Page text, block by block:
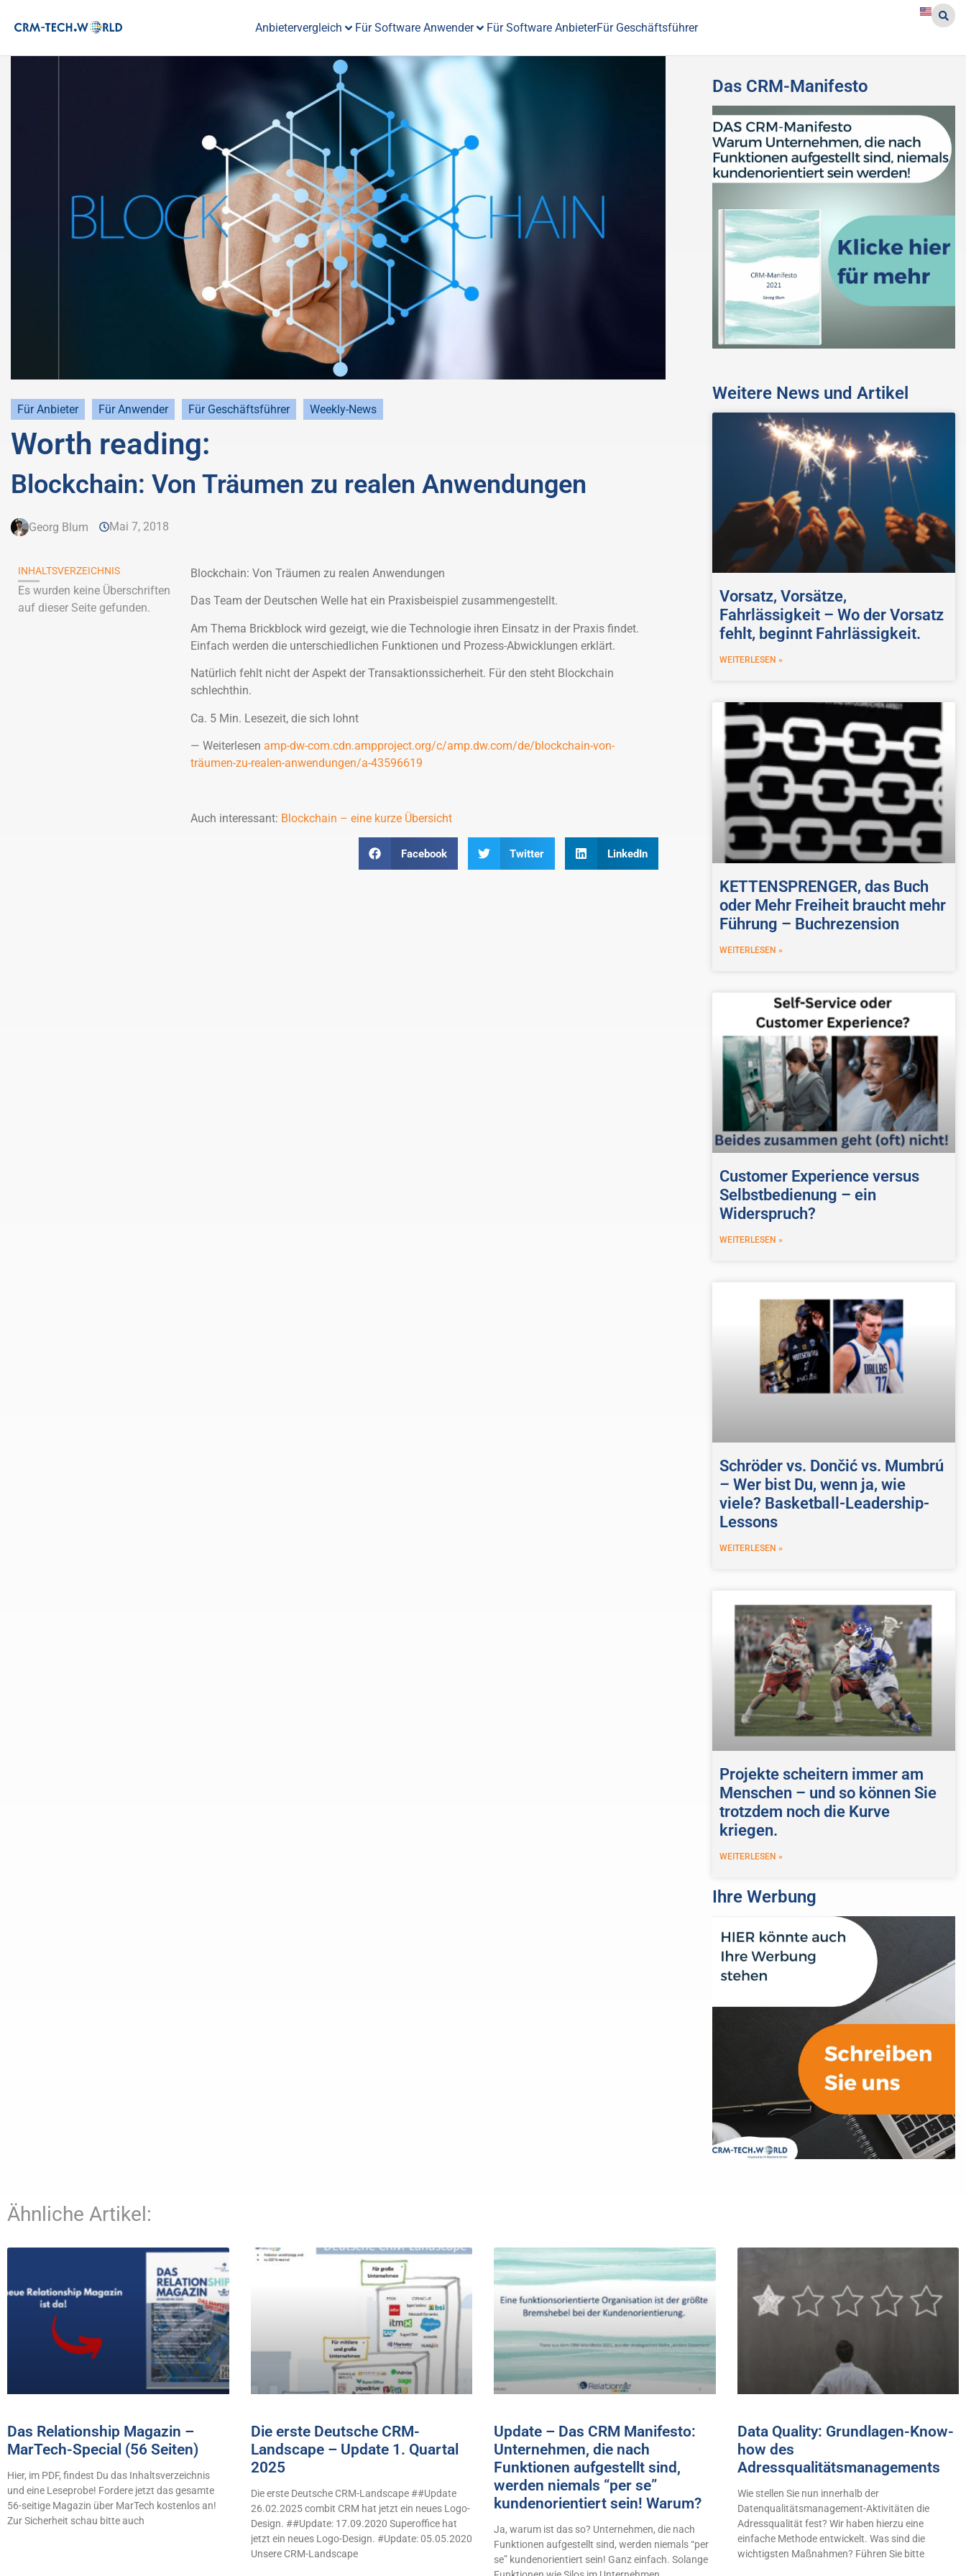
Anbietervergleich Für Software Anwender Für Software AnbieterFür Geschäftsführer
Für Anbieter Für Anwender Für Geschäftsführer Weekly-News
Worth reading:
Blockchain: Von Träumen zu realen Anwendungen
Georg Blum Mai 7, 2018
INHALTSVERZEICHNIS
Es wurden keine Überschriften
auf dieser Seite gefunden.
Blockchain: Von Träumen zu realen Anwendungen
Das Team der Deutschen Welle hat ein Praxisbeispiel zusammengestellt.
Am Thema Brickblock wird gezeigt, wie die Technologie ihren Einsatz in der Praxis findet.
Einfach werden die unterschiedlichen Funktionen und Prozess-Abwicklungen erklärt.
Natürlich fehlt nicht der Aspekt der Transaktionssicherheit. Für den steht Blockchain
schlechthin.
Ca. 5 Min. Lesezeit, die sich lohnt
— Weiterlesen amp-dw-com.cdn.ampproject.org/c/amp.dw.com/de/blockchain-von-
träumen-zu-realen-anwendungen/a-43596619
Auch interessant: Blockchain – eine kurze Übersicht
Facebook Twitter LinkedIn
Das CRM-Manifesto
Weitere News und Artikel
Vorsatz, Vorsätze,
Fahrlässigkeit – Wo der Vorsatz
fehlt, beginnt Fahrlässigkeit.
WEITERLESEN »
KETTENSPRENGER, das Buch
oder Mehr Freiheit braucht mehr
Führung – Buchrezension
WEITERLESEN »
Customer Experience versus
Selbstbedienung – ein
Widerspruch?
WEITERLESEN »
Schröder vs. Dončić vs. Mumbrú
– Wer bist Du, wenn ja, wie
viele? Basketball-Leadership-
Lessons
WEITERLESEN »
Projekte scheitern immer am
Menschen – und so können Sie
trotzdem noch die Kurve
kriegen.
WEITERLESEN »
Ihre Werbung
Ähnliche Artikel:
Das Relationship Magazin –
MarTech-Special (56 Seiten)
Hier, im PDF, findest Du das Inhaltsverzeichnis
und eine Leseprobe! Fordere jetzt das gesamte
56-seitige Magazin über MarTech kostenlos an!
Zur Sicherheit schau bitte auch
Die erste Deutsche CRM-
Landscape – Update 1. Quartal
2025
Die erste Deutsche CRM-Landscape ##Update
26.02.2025 combit CRM hat jetzt ein neues Logo-
Design. ##Update: 17.09.2020 Superoffice hat
jetzt ein neues Logo-Design. #Update: 05.05.2020
Unsere CRM-Landscape
Update – Das CRM Manifesto:
Unternehmen, die nach
Funktionen aufgestellt sind,
werden niemals “per se”
kundenorientiert sein! Warum?
Ja, warum ist das so? Unternehmen, die nach
Funktionen aufgestellt sind, werden niemals “per
se” kundenorientiert sein! Ganz einfach. Solange
Data Quality: Grundlagen-Know-
how des
Adressqualitätsmanagements
Wie stellen Sie nun innerhalb der
Datenqualitätsmanagement-Aktivitäten die
Adressqualität fest? Wir haben hierzu eine
einfache Methode entwickelt. Was sind die
wichtigsten Maßnahmen? Führen Sie bitte